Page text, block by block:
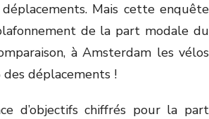
Mais cette enquête
de la part modale du
à Amsterdam les vélos
déplacements !
d’objectifs chiffrés pour la part